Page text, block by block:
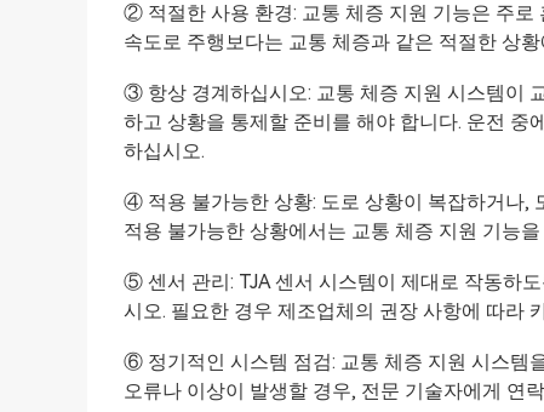
② 적절한 사용 환경: 교통 체증 지원 기능은 주로
속도로 주행보다는 교통 체증과 같은 적절한 상
③ 항상 경계하십시오: 교통 체증 지원 시스템이
하고 상황을 통제할 준비를 해야 합니다. 운전 중
하십시오.
④ 적용 불가능한 상황: 도로 상황이 복잡하거나,
적용 불가능한 상황에서는 교통 체증 지원 기능
⑤ 센서 관리: TJA 센서 시스템이 제대로 작동하
시오. 필요한 경우 제조업체의 권장 사항에 따라
⑥ 정기적인 시스템 점검: 교통 체증 지원 시스템
오류나 이상이 발생할 경우, 전문 기술자에게 연